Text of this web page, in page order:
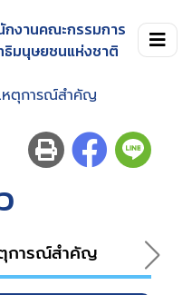
กงานคณะกรรมการ
ธิมนุษยชนแห่งชาติ
หตุการณ์สำคัญ
การณ์สำคัญ